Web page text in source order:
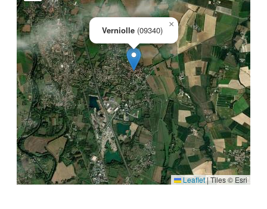
Verniolle (09340)
×
Leaflet|Tiles © Esri